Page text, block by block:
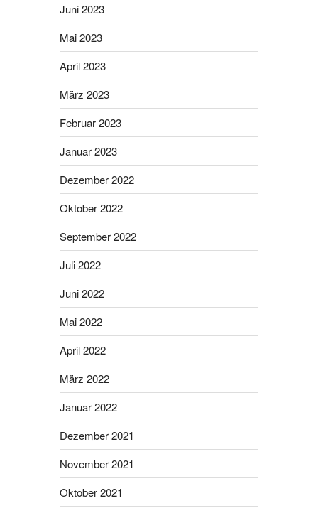
Juni 2023
Mai 2023
April 2023
März 2023
Februar 2023
Januar 2023
Dezember 2022
Oktober 2022
September 2022
Juli 2022
Juni 2022
Mai 2022
April 2022
März 2022
Januar 2022
Dezember 2021
November 2021
Oktober 2021